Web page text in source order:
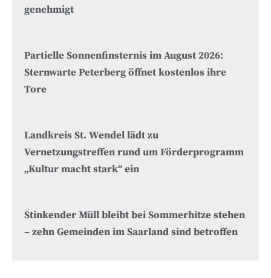
genehmigt
Partielle Sonnenfinsternis im August 2026:
Sternwarte Peterberg öffnet kostenlos ihre
Tore
Landkreis St. Wendel lädt zu
Vernetzungstreffen rund um Förderprogramm
„Kultur macht stark“ ein
Stinkender Müll bleibt bei Sommerhitze stehen
– zehn Gemeinden im Saarland sind betroffen